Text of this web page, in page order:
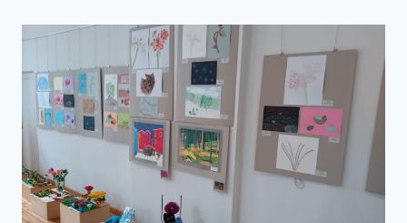
SKOLU
KORU
SADZIEDĀŠANĀS
SVĒTKI
“TIK
DZINTARS
VIEN”